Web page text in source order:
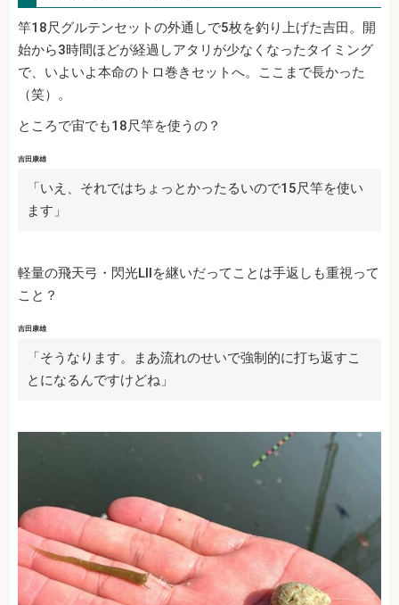
竿18尺グルテンセットの外通しで5枚を釣り上げた吉田。開
始から3時間ほどが経過しアタリが少なくなったタイミング
で、いよいよ本命のトロ巻きセットへ。ここまで長かった
（笑）。
ところで宙でも18尺竿を使うの？
吉田康雄
「いえ、それではちょっとかったるいので15尺竿を使い
ます」
軽量の飛天弓・閃光LⅡを継いだってことは手返しも重視って
こと？
吉田康雄
「そうなります。まあ流れのせいで強制的に打ち返すこ
とになるんですけどね」